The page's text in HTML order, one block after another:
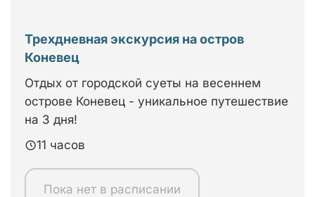
Трехдневная экскурсия на остров
Коневец
Отдых от городской суеты на весеннем
острове Коневец - уникальное путешествие
на 3 дня!
11 часов
Пока нет в расписании